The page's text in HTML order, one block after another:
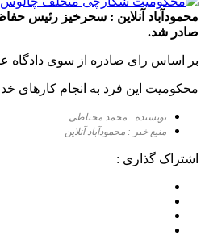
محمودآباد آنلاین : سحرخیز
صادر شد.
بر اساس رای صادره از سوی دادگاه عمومی بخش مرزن‌آباد،
محکومیت این فرد به انجام
نویسنده : محمد محتاطی
منبع خبر : محمودآباد آنلاین
اشتراک گذاری :